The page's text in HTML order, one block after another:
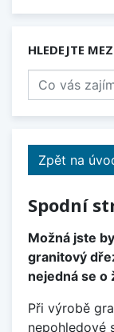
HLEDEJTE
Zpět na
Spodní
Možná jste
granitový
nejedná se o
Při výrobě
nepohledové